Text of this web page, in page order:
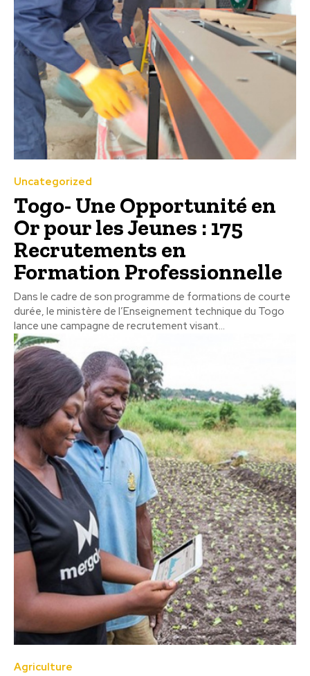
Uncategorized
Togo- Une Opportunité en
Or pour les Jeunes : 175
Recrutements en
Formation Professionnelle
Dans le cadre de son programme de formations de courte
durée, le ministère de l’Enseignement technique du Togo
lance une campagne de recrutement visant...
Agriculture